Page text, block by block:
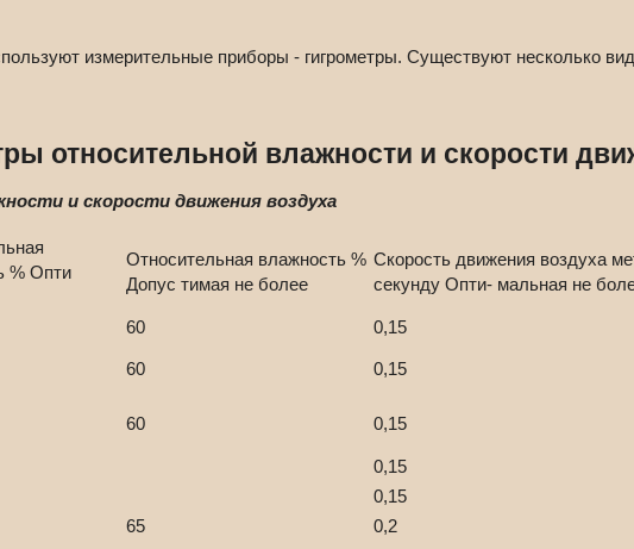
измерительные приборы - гигрометры. Существуют несколько
относительной влажности и скорости
и скорости движения воздуха
% Опти
Относительная влажность %
Допус тимая не более
Скорость движения воздуха
секунду Опти- мальная не
60 0,15
60 0,15
60 0,15
0,15
0,15
65 0,2